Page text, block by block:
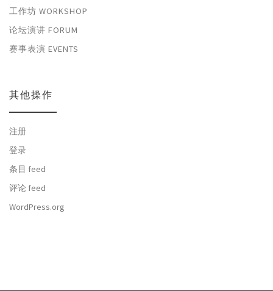
工作坊 WORKSHOP
论坛演讲 FORUM
赛事表演 EVENTS
其他操作
注册
登录
条目 feed
评论 feed
WordPress.org